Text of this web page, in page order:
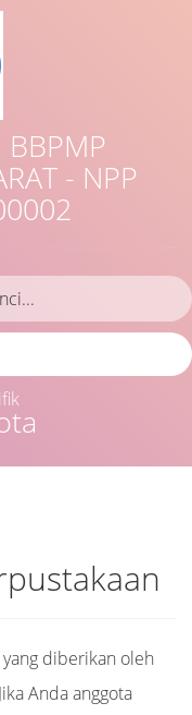
BBPMP
- NPP
diberikan oleh
Anda anggota